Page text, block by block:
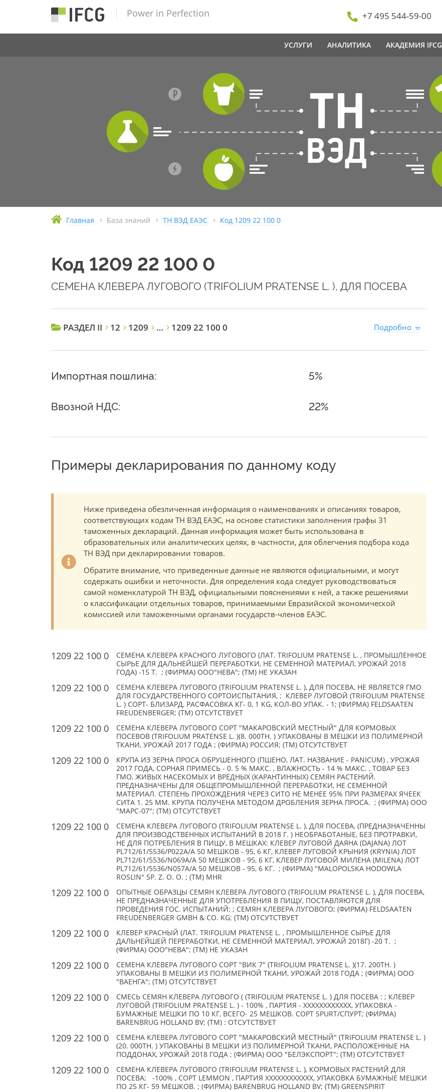
Power in Perfection +7 495 544-59-00
УСЛУГИ АНАЛИТИКА АКАДЕМИЯ IFCG
Главная База знаний ТН ВЭД ЕАЭС Код 1209 22 100 0
Код 1209 22 100 0
СЕМЕНА КЛЕВЕРА ЛУГОВОГО (TRIFOLIUM PRATENSE L. ), ДЛЯ ПОСЕВА
РАЗДЕЛ II 12 1209 … 1209 22 100 0 Подробно
Импортная пошлина: 5%
Ввозной НДС: 22%
Примеры декларирования по данному коду
Ниже приведена обезличенная информация о наименованиях и описаниях товаров,
соответствующих кодам ТН ВЭД ЕАЭС, на основе статистики заполнения графы 31
таможенных деклараций. Данная информация может быть использована в
образовательных или аналитических целях, в частности, для облегчения подбора кода
ТН ВЭД при декларировании товаров.
Обратите внимание, что приведенные данные не являются официальными, и могут
содержать ошибки и неточности. Для определения кода следует руководствоваться
самой номенклатурой ТН ВЭД, официальными пояснениями к ней, а также решениями
о классификации отдельных товаров, принимаемыми Евразийской экономической
комиссией или таможенными органами государств-членов ЕАЭС.
1209 22 100 0
СЕМЕНА КЛЕВЕРА КРАСНОГО ЛУГОВОГО (ЛАТ. TRIFOLIUM PRATENSE L. , ПРОМЫШЛЕННОЕ
СЫРЬЕ ДЛЯ ДАЛЬНЕЙШЕЙ ПЕРЕРАБОТКИ, НЕ СЕМЕННОЙ МАТЕРИАЛ, УРОЖАЙ 2018
ГОДА) -15 Т. ; (ФИРМА) ООО"НЕВА"; (TM) НЕ УКАЗАН
1209 22 100 0
СЕМЕНА КЛЕВЕРА ЛУГОВОГО (TRIFOLIUM PRATENSE L. ), ДЛЯ ПОСЕВА, НЕ ЯВЛЯЕТСЯ ГМО
ДЛЯ ГОСУДАРСТВЕННОГО СОРТОИСПЫТАНИЯ, ; КЛЕВЕР ЛУГОВОЙ (TRIFOLIUM PRATENSE
L. ) СОРТ- БЛИЗАРД, РАСФАСОВКА КГ- 0, 1 KG, КОЛ-ВО УПАК. - 1; (ФИРМА) FELDSAATEN
FREUDENBERGER; (TM) ОТСУТСТВУЕТ
1209 22 100 0
СЕМЕНА КЛЕВЕРА ЛУГОВОГО СОРТ "МАКАРОВСКИЙ МЕСТНЫЙ" ДЛЯ КОРМОВЫХ
ПОСЕВОВ (TRIFOLIUM PRATENSE L. )(8. 000ТН. ) УПАКОВАНЫ В МЕШКИ ИЗ ПОЛИМЕРНОЙ
ТКАНИ, УРОЖАЙ 2017 ГОДА ; (ФИРМА) РОССИЯ; (TM) ОТСУТСТВУЕТ
1209 22 100 0
КРУПА ИЗ ЗЕРНА ПРОСА ОБРУШЕННОГО (ПШЕНО, ЛАТ. НАЗВАНИЕ - PANICUM) , УРОЖАЯ
2017 ГОДА, СОРНАЯ ПРИМЕСЬ - 0. 5 % МАКС. , ВЛАЖНОСТЬ - 14 % МАКС. , ТОВАР БЕЗ
ГМО, ЖИВЫХ НАСЕКОМЫХ И ВРЕДНЫХ (КАРАНТИННЫХ) СЕМЯН РАСТЕНИЙ.
ПРЕДНАЗНАЧЕНЫ ДЛЯ ОБЩЕПРОМЫШЛЕННОЙ ПЕРЕРАБОТКИ, НЕ СЕМЕННОЙ
МАТЕРИАЛ. СТЕПЕНЬ ПРОХОЖДЕНИЯ ЧЕРЕЗ СИТО НЕ МЕНЕЕ 95% ПРИ РАЗМЕРАХ ЯЧЕЕК
СИТА 1. 25 ММ. КРУПА ПОЛУЧЕНА МЕТОДОМ ДРОБЛЕНИЯ ЗЕРНА ПРОСА. ; (ФИРМА) ООО
"МАРС-07"; (TM) ОТСУТСТВУЕТ
1209 22 100 0
СЕМЕНА КЛЕВЕРА ЛУГОВОГО (TRIFOLIUM PRATENSE L. ), ДЛЯ ПОСЕВА, (ПРЕДНАЗНАЧЕННЫ
ДЛЯ ПРОИЗВОДСТВЕННЫХ ИСПЫТАНИЙ В 2018 Г. ) НЕОБРАБОТАНЫЕ, БЕЗ ПРОТРАВКИ,
НЕ ДЛЯ ПОТРЕБЛЕНИЯ В ПИЩУ, В МЕШКАХ: КЛЕВЕР ЛУГОВОЙ ДАЯНА (DAJANA) ЛОТ
PL712/61/5536/P022A/A 50 МЕШКОВ - 95, 6 КГ, КЛЕВЕР ЛУГОВОЙ КРЫНИЯ (KRYNIA) ЛОТ
PL712/61/5536/N069A/A 50 МЕШКОВ - 95, 6 КГ, КЛЕВЕР ЛУГОВОЙ МИЛЕНА (MILENA) ЛОТ
PL712/61/5536/N057A/A 50 МЕШКОВ - 95, 6 КГ. ; (ФИРМА) "MALOPOLSKA HODOWLA
ROSLIN" SP. Z. O. O. ; (TM) MHR
1209 22 100 0
ОПЫТНЫЕ ОБРАЗЦЫ СЕМЯН КЛЕВЕРА ЛУГОВОГО (TRIFOLIUM PRATENSE L. ), ДЛЯ ПОСЕВА,
НЕ ПРЕДНАЗНАЧЕННЫЕ ДЛЯ УПОТРЕБЛЕНИЯ В ПИЩУ, ПОСТАВЛЯЮТСЯ ДЛЯ
ПРОВЕДЕНИЯ ГОС. ИСПЫТАНИЙ: ; СЕМЯН КЛЕВЕРА ЛУГОВОГО; (ФИРМА) FELDSAATEN
FREUDENBERGER GMBH & CO. KG; (TM) ОТСУТСТВУЕТ
1209 22 100 0
КЛЕВЕР КРАСНЫЙ (ЛАТ. TRIFOLIUM PRATENSE L. , ПРОМЫШЛЕННОЕ СЫРЬЕ ДЛЯ
ДАЛЬНЕЙШЕЙ ПЕРЕРАБОТКИ, НЕ СЕМЕННОЙ МАТЕРИАЛ, УРОЖАЙ 2018Г) -20 Т. ;
(ФИРМА) ООО"НЕВА"; (TM) НЕ УКАЗАН
1209 22 100 0
СЕМЕНА КЛЕВЕРА ЛУГОВОГО СОРТ "ВИК 7" (TRIFOLIUM PRATENSE L. )(17. 200ТН. )
УПАКОВАНЫ В МЕШКИ ИЗ ПОЛИМЕРНОЙ ТКАНИ, УРОЖАЙ 2018 ГОДА ; (ФИРМА) ООО
"ВАЕНГА"; (TM) ОТСУТСТВУЕТ
1209 22 100 0
СМЕСЬ СЕМЯН КЛЕВЕРА ЛУГОВОГО ( (TRIFOLIUM PRATENSE L. ) ДЛЯ ПОСЕВА : ; КЛЕВЕР
ЛУГОВОЙ (TRIFOLIUM PRATENSE L. ) - 100% , ПАРТИЯ - XXXXXXXXXXXX, УПАКОВКА -
БУМАЖНЫЕ МЕШКИ ПО 10 КГ, ВСЕГО- 25 МЕШКОВ. СОРТ SPURT/СПУРТ; (ФИРМА)
BARENBRUG HOLLAND BV; (TM) : ОТСУТСТВУЕТ
1209 22 100 0
СЕМЕНА КЛЕВЕРА ЛУГОВОГО СОРТ "МАКАРОВСКИЙ МЕСТНЫЙ" (TRIFOLIUM PRATENSE L. )
(20. 000ТН. ) УПАКОВАНЫ В МЕШКИ ИЗ ПОЛИМЕРНОЙ ТКАНИ, РАСПОЛОЖЕННЫЕ НА
ПОДДОНАХ, УРОЖАЙ 2018 ГОДА ; (ФИРМА) ООО "БЕЛЭКСПОРТ"; (TM) ОТСУТСТВУЕТ
1209 22 100 0
СЕМЕНА КЛЕВЕРА ЛУГОВОГО (TRIFOLIUM PRATENSE L. ), КОРМОВЫХ РАСТЕНИЙ ДЛЯ
ПОСЕВА; -100% , СОРТ LEMMON , ПАРТИЯ XXXXXXXXXXXX, УПАКОВКА БУМАЖНЫЕ МЕШКИ
ПО 25 КГ- 59 МЕШКОВ. ; (ФИРМА) BARENBRUG HOLLAND BV; (TM) GREENSPIRIT